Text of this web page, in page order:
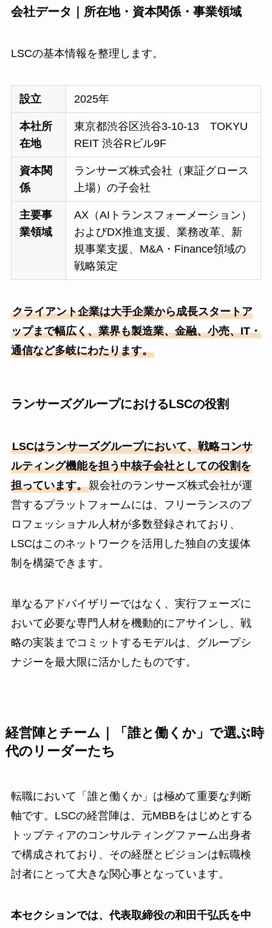
会社データ｜所在地・資本関係・事業領域
LSCの基本情報を整理します。
設立 2025年
本社所
在地
東京都渋谷区渋谷3-10-13 TOKYU
REIT 渋谷Rビル9F
資本関
係
ランサーズ株式会社（東証グロース
上場）の子会社
主要事
業領域
AX（AIトランスフォーメーション）
およびDX推進支援、業務改革、新
規事業支援、M&A・Finance領域の
戦略策定
クライアント企業は大手企業から成長スタートア
ップまで幅広く、業界も製造業、金融、小売、IT・
通信など多岐にわたります。
ランサーズグループにおけるLSCの役割
LSCはランサーズグループにおいて、戦略コンサ
ルティング機能を担う中核子会社としての役割を
担っています。親会社のランサーズ株式会社が運
営するプラットフォームには、フリーランスのプ
ロフェッショナル人材が多数登録されており、
LSCはこのネットワークを活用した独自の支援体
制を構築できます。
単なるアドバイザリーではなく、実行フェーズに
おいて必要な専門人材を機動的にアサインし、戦
略の実装までコミットするモデルは、グループシ
ナジーを最大限に活かしたものです。
経営陣とチーム｜「誰と働くか」で選ぶ時
代のリーダーたち
転職において「誰と働くか」は極めて重要な判断
軸です。LSCの経営陣は、元MBBをはじめとする
トップティアのコンサルティングファーム出身者
で構成されており、その経歴とビジョンは転職検
討者にとって大きな関心事となっています。
本セクションでは、代表取締役の和田千弘氏を中